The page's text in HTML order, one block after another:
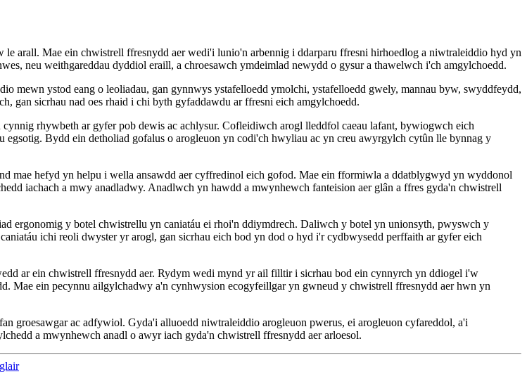
arall. Mae ein chwistrell ffresnydd aer wedi'i lunio'n arbennig i ddarparu ffresni hirhoedlog a niwtraleiddio hyd yn
neu weithgareddau dyddiol eraill, a chroesawch ymdeimlad newydd o gysur a thawelwch i'ch amgylchoedd.
ystod eang o leoliadau, gan gynnwys ystafelloedd ymolchi, ystafelloedd gwely, mannau byw, swyddfeydd,
gan sicrhau nad oes rhaid i chi byth gyfaddawdu ar ffresni eich amgylchoedd.
rhywbeth ar gyfer pob dewis ac achlysur. Cofleidiwch arogl lleddfol caeau lafant, bywiogwch eich
Bydd ein detholiad gofalus o arogleuon yn codi'ch hwyliau ac yn creu awyrgylch cytûn lle bynnag y
mae hefyd yn helpu i wella ansawdd aer cyffredinol eich gofod. Mae ein fformiwla a ddatblygwyd yn wyddonol
iachach a mwy anadladwy. Anadlwch yn hawdd a mwynhewch fanteision aer glân a ffres gyda'n chwistrell
ergonomig y botel chwistrellu yn caniatáu ei rhoi'n ddiymdrech. Daliwch y botel yn unionsyth, pwyswch y
ichi reoli dwyster yr arogl, gan sicrhau eich bod yn dod o hyd i'r cydbwysedd perffaith ar gyfer eich
ar ein chwistrell ffresnydd aer. Rydym wedi mynd yr ail filltir i sicrhau bod ein cynnyrch yn ddiogel i'w
Mae ein pecynnu ailgylchadwy a'n cynhwysion ecogyfeillgar yn gwneud y chwistrell ffresnydd aer hwn yn
groesawgar ac adfywiol. Gyda'i alluoedd niwtraleiddio arogleuon pwerus, ei arogleuon cyfareddol, a'i
a mwynhewch anadl o awyr iach gyda'n chwistrell ffresnydd aer arloesol.